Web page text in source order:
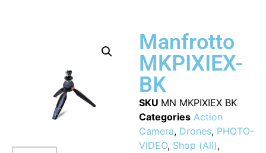
Manfrotto
MKPIXIEX-
BK
SKU MN MKPIXIEX BK
Categories Action
Camera, Drones, PHOTO-
VIDEO, Shop (All),